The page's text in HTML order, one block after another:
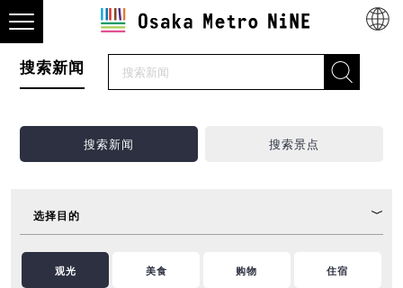
搜索新闻
搜索新闻 搜索景点
选择目的
观光 美食 购物 住宿